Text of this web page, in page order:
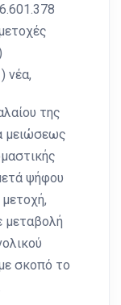
νέα,
της
μειώσεως
ψήφου
μεταβολή
σκοπό το